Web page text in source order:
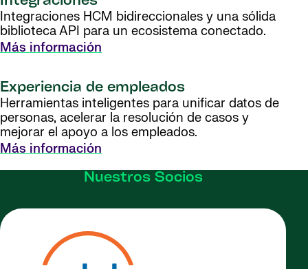
Integraciones HCM bidireccionales y una sólida
biblioteca API para un ecosistema conectado.
Más información
Experiencia de empleados
Herramientas inteligentes para unificar datos de
personas, acelerar la resolución de casos y
mejorar el apoyo a los empleados.
Más información
Nuestros Socios